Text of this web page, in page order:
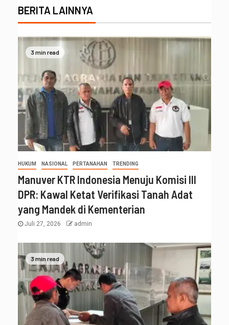
BERITA LAINNYA
3 min read
HUKUM NASIONAL PERTANAHAN TRENDING
Manuver KTR Indonesia Menuju Komisi III
DPR: Kawal Ketat Verifikasi Tanah Adat
yang Mandek di Kementerian
Juli 27, 2026 admin
3 min read